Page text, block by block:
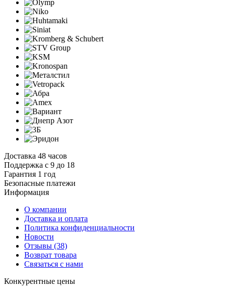
Доставка 48 часов
Поддержка с 9 до 18
Гарантия 1 год
Безопасные платежи
Информация
О компании
Доставка и оплата
Политика конфиденциальности
Новости
Отзывы (38)
Возврат товара
Связаться с нами
Конкурентные цены